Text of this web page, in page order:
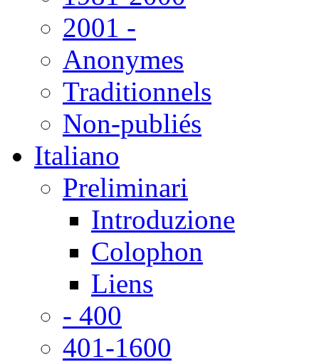
2001 -
Anonymes
Traditionnels
Non-publiés
Italiano
Preliminari
Introduzione
Colophon
Liens
- 400
401-1600